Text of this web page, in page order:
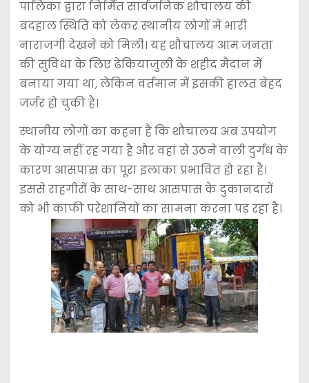
पालिका द्वारा निर्मित सार्वजनिक शौचालय की
बदहाल स्थिति को लेकर स्थानीय लोगों में भारी
नाराजगी देखने को मिली। यह शौचालय आम जनता
की सुविधा के लिए ढेकियाजुली के शहीद मैदान में
बनाया गया था, लेकिन वर्तमान में इसकी हालत बेहद
जर्जर हो चुकी है।
स्थानीय लोगों का कहना है कि शौचालय अब उपयोग
के योग्य नहीं रह गया है और वहां से उठने वाली दुर्गंध के
कारण आसपास का पूरा इलाका प्रभावित हो रहा है।
इससे राहगीरों के साथ-साथ आसपास के दुकानदारों
को भी काफी परेशानियों का सामना करना पड़ रहा है।